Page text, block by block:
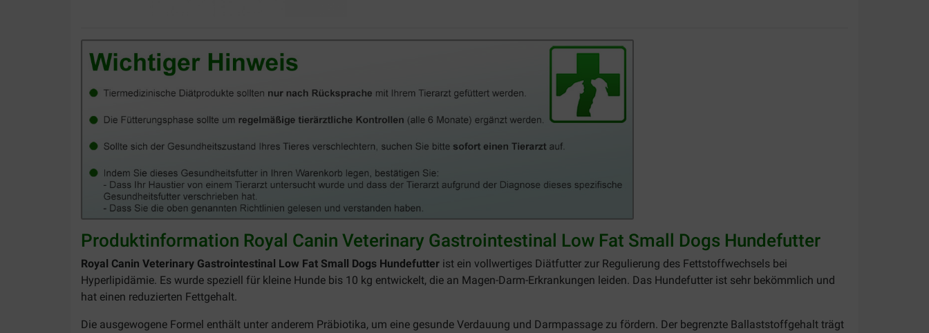
Produktinformation Royal Canin Veterinary Gastrointestinal Low Fat Small Dogs Hundefutter
Royal Canin Veterinary Gastrointestinal Low Fat Small Dogs Hundefutter ist ein vollwertiges Diätfutter zur Regulierung des Fettstoffwechsels bei
Hyperlipidämie. Es wurde speziell für kleine Hunde bis 10 kg entwickelt, die an Magen-Darm-Erkrankungen leiden. Das Hundefutter ist sehr bekömmlich und
hat einen reduzierten Fettgehalt.
Die ausgewogene Formel enthält unter anderem Präbiotika, um eine gesunde Verdauung und Darmpassage zu fördern. Der begrenzte Ballaststoffgehalt trägt